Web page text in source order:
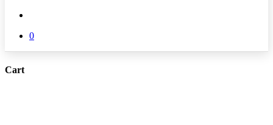
0
Cart